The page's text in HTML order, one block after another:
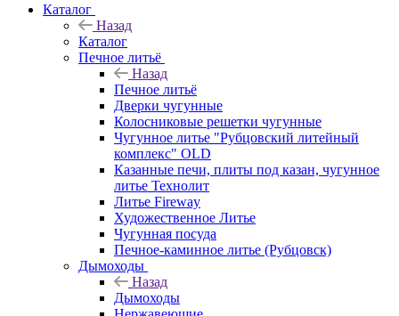
Каталог
Назад
Каталог
Печное литьё
Назад
Печное литьё
Дверки чугунные
Колосниковые решетки чугунные
Чугунное литье "Рубцовский литейный
комплекс" OLD
Казанные печи, плиты под казан, чугунное
литье Технолит
Литье Fireway
Художественное Литье
Чугунная посуда
Печное-каминное литье (Рубцовск)
Дымоходы
Назад
Дымоходы